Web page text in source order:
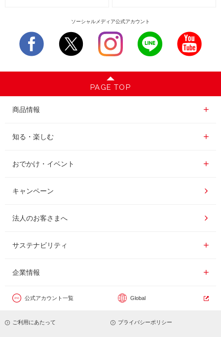
ソーシャルメディア公式アカウント
PAGE TOP
商品情報
商品情報一覧
レギュラーコーヒー
インスタントコーヒー
ドリップポッド
知る・楽しむ
知る・楽しむ一覧
おいしいコーヒーの淹れ方
コーヒー百科
レシピ
おでかけ・イベント
おでかけ・イベント情報一覧
UCCコーヒー博物館
UCCコーヒーアカデミー
工場見学
東京ディズニーリゾート®︎
カフェのお仕事体験
キャンペーン
法人のお客さまへ
サステナビリティ
サステナビリティ
企業情報
企業情報一覧
公式アカウント一覧 Global
ご利用にあたって プライバシーポリシー